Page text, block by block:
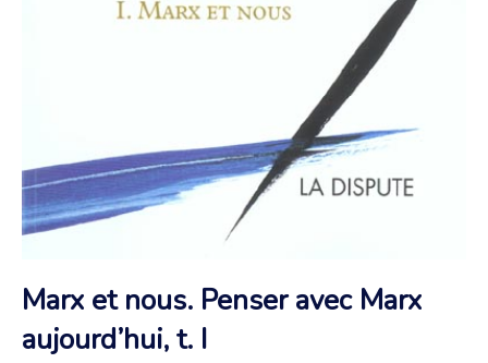
Marx et nous. Penser avec Marx
aujourd’hui, t. I